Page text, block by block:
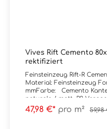
Vives Rift Cemento
rektifiziert
Feinsteinzeug Rift-R Cemento Cement-Optik naturale
Material: Feinsteinzeug
mmFarbe: Cemento Kante: rektifiziertOberfläche:
naturale / matt, R9
m²Paletteninhalt: 46,08 m²
47,98 €* pro m² 59,98